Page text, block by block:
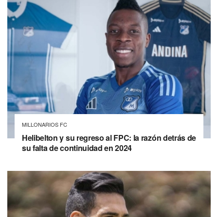
MILLONARIOS FC
Helibelton y su regreso al FPC: la razón detrás de
su falta de continuidad en 2024